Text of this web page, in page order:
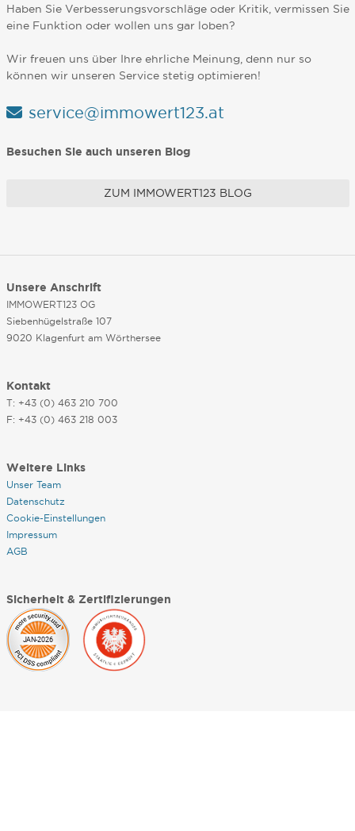
Haben Sie Verbesserungsvorschläge oder Kritik, vermissen Sie
eine Funktion oder wollen uns gar loben?
Wir freuen uns über Ihre ehrliche Meinung, denn nur so
können wir unseren Service stetig optimieren!
service@immowert123.at
Besuchen Sie auch unseren Blog
ZUM IMMOWERT123 BLOG
Unsere Anschrift
IMMOWERT123 OG
Siebenhügelstraße 107
9020 Klagenfurt am Wörthersee
Kontakt
T: +43 (0) 463 210 700
F: +43 (0) 463 218 003
Weitere Links
Unser Team
Datenschutz
Cookie-Einstellungen
Impressum
AGB
Sicherheit & Zertifizierungen